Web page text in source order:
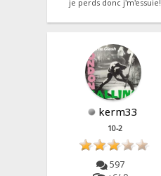
je perds donc j'm'essuie!
kerm33
10-2
597